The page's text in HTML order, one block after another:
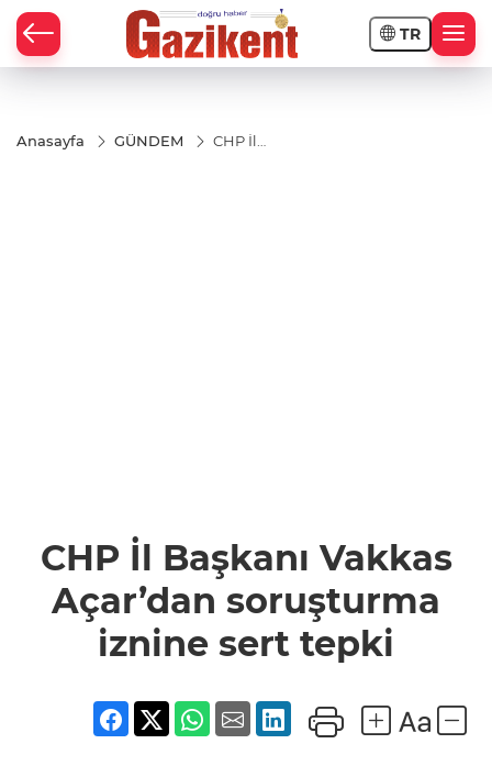
TR
Anasayfa GÜNDEM
CHP İl
CHP İl Başkanı Vakkas
Açar’dan soruşturma
iznine sert tepki